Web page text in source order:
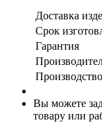
Доставка
Срок
Гарантия
Производство
Вы можете
товару или